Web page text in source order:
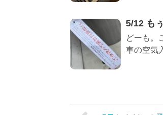
5/12 も
どーも。
車の空気